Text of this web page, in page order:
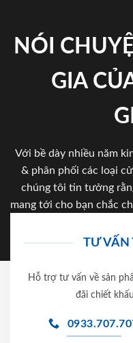
NÓI
GIA
Với bề dày nhiều năm
& phân phối các loại
chúng tôi tin tưởng
mang tới cho bạn chắc
TƯ VẤN
Hỗ trợ tư vấn về sản
đãi chiết